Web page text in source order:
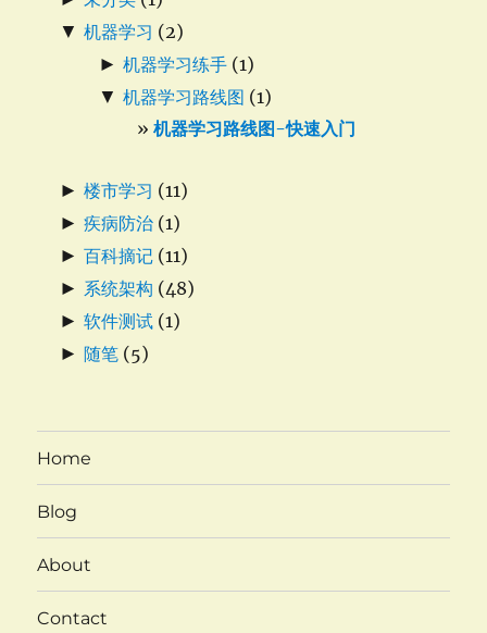
▼ 机器学习 (2)
► 机器学习练手 (1)
▼ 机器学习路线图 (1)
机器学习路线图-快速入门
► 楼市学习 (11)
► 疾病防治 (1)
► 百科摘记 (11)
► 系统架构 (48)
► 软件测试 (1)
► 随笔 (5)
Home
Blog
About
Contact